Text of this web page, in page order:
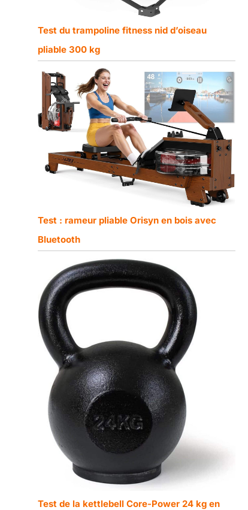
Test du trampoline fitness nid d’oiseau
pliable 300 kg
Test : rameur pliable Orisyn en bois avec
Bluetooth
Test de la kettlebell Core-Power 24 kg en